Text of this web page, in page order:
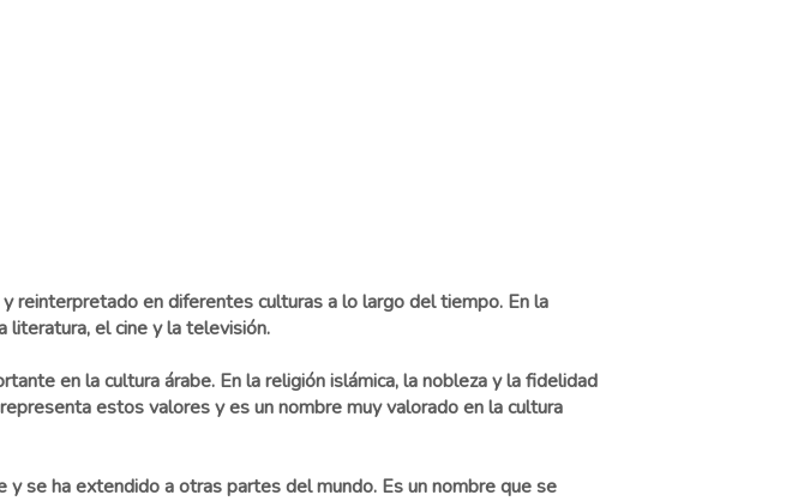
reinterpretado en diferentes culturas a lo largo del tiempo. En la
literatura, el cine y la televisión.
en la cultura árabe. En la religión islámica, la nobleza y la fidelidad
estos valores y es un nombre muy valorado en la cultura
se ha extendido a otras partes del mundo. Es un nombre que se